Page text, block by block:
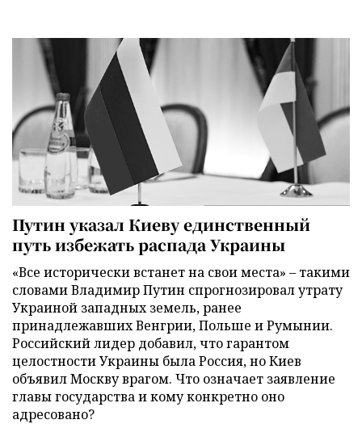
Путин указал Киеву единственный
путь избежать распада Украины
«Все исторически встанет на свои места» – такими
словами Владимир Путин спрогнозировал утрату
Украиной западных земель, ранее
принадлежавших Венгрии, Польше и Румынии.
Российский лидер добавил, что гарантом
целостности Украины была Россия, но Киев
объявил Москву врагом. Что означает заявление
главы государства и кому конкретно оно
адресовано?